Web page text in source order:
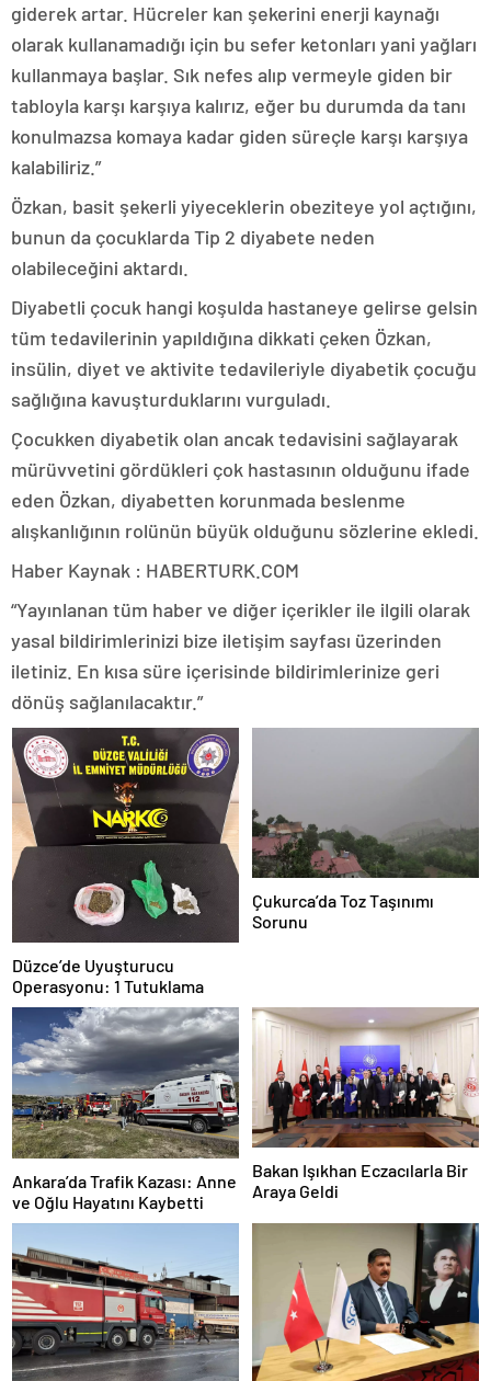
giderek artar. Hücreler kan şekerini enerji kaynağı
olarak kullanamadığı için bu sefer ketonları yani yağları
kullanmaya başlar. Sık nefes alıp vermeyle giden bir
tabloyla karşı karşıya kalırız, eğer bu durumda da tanı
konulmazsa komaya kadar giden süreçle karşı karşıya
kalabiliriz.”
Özkan, basit şekerli yiyeceklerin obeziteye yol açtığını,
bunun da çocuklarda Tip 2 diyabete neden
olabileceğini aktardı.
Diyabetli çocuk hangi koşulda hastaneye gelirse gelsin
tüm tedavilerinin yapıldığına dikkati çeken Özkan,
insülin, diyet ve aktivite tedavileriyle diyabetik çocuğu
sağlığına kavuşturduklarını vurguladı.
Çocukken diyabetik olan ancak tedavisini sağlayarak
mürüvvetini gördükleri çok hastasının olduğunu ifade
eden Özkan, diyabetten korunmada beslenme
alışkanlığının rolünün büyük olduğunu sözlerine ekledi.
Haber Kaynak : HABERTURK.COM
“Yayınlanan tüm haber ve diğer içerikler ile ilgili olarak
yasal bildirimlerinizi bize iletişim sayfası üzerinden
iletiniz. En kısa süre içerisinde bildirimlerinize geri
dönüş sağlanılacaktır.”
Düzce’de Uyuşturucu
Operasyonu: 1 Tutuklama
Çukurca’da Toz Taşınımı
Sorunu
Ankara’da Trafik Kazası: Anne
ve Oğlu Hayatını Kaybetti
Bakan Işıkhan Eczacılarla Bir
Araya Geldi